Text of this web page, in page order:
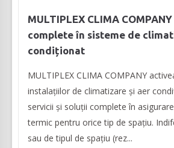
MULTIPLEX CLIMA
complete în sisteme de
condiționat
MULTIPLEX CLIMA COMPANY
instalațiilor de climatizare și aer
servicii și soluții complete în
termic pentru orice tip de spațiu.
sau de tipul de spațiu (rez...